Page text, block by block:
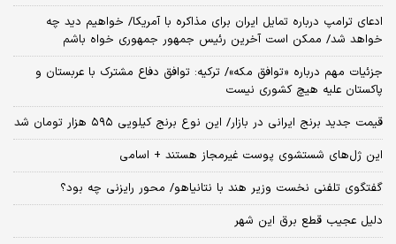
ادعای ترامپ درباره تمایل ایران برای مذاکره با آمریکا/ خواهیم دید چه
خواهد شد/ ممکن است آخرین رئیس‌ جمهور جمهوری خواه باشم
جزئیات مهم درباره «توافق مکه»/ ترکیه‌: توافق دفاع مشترک با عربستان و
پاکستان علیه هیچ کشوری نیست
قیمت جدید برنج ایرانی در بازار/ این نوع برنج کیلویی ۵۹۵ هزار تومان شد
این ژل‌های شستشوی پوست غیرمجاز هستند + اسامی
گفتگوی تلفنی نخست وزیر هند با نتانیاهو/ محور رایزنی چه بود؟
دلیل عجیب قطع برق این شهر